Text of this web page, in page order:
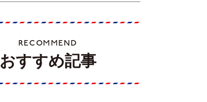
RECOMMEND
おすすめ記事